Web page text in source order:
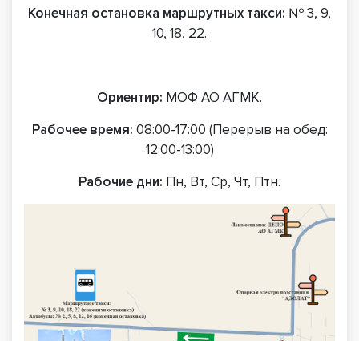
Конечная остановка маршрутных такси: № 3, 9,
10, 18, 22.
Ориентир: МОФ АО АГМК.
Рабочее время: 08:00-17:00 (Перерыв на обед:
12:00-13:00)
Рабочие дни: Пн, Вт, Ср, Чт, Птн.